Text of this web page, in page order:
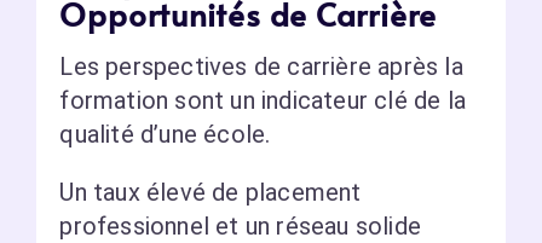
Opportunités de Carrière
Les perspectives de carrière après la
formation sont un indicateur clé de la
qualité d’une école.
Un taux élevé de placement
professionnel et un réseau solide